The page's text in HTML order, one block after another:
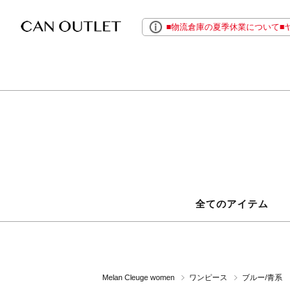
■物流倉庫の夏季休業について■
全てのアイテム
Melan Cleuge women ワンピース ブルー/青系